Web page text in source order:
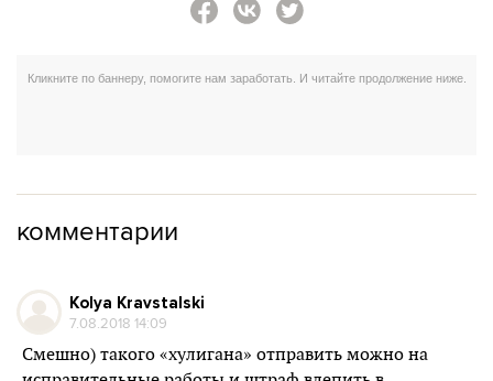
комментарии
Kolya Kravstalski
7.08.2018 14:09
Смешно) такого «хулигана» отправить можно на